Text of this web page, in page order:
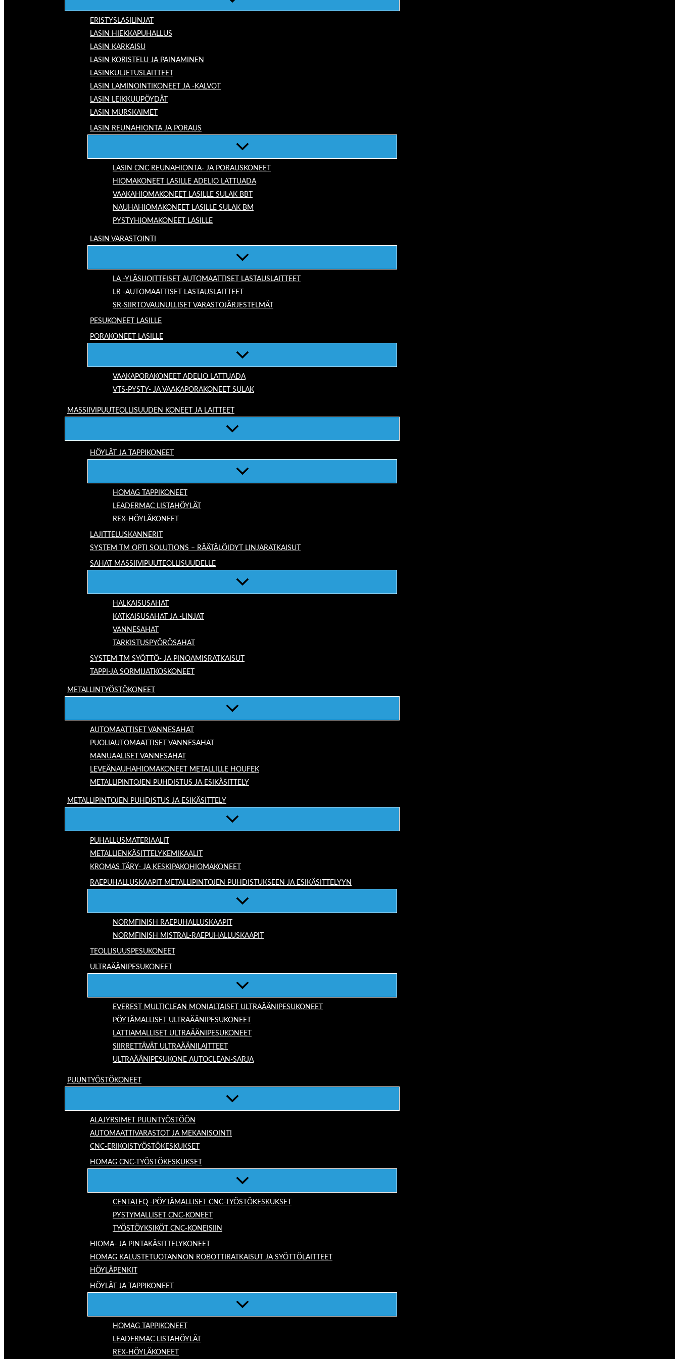
ERISTYSLASILINJAT
LASIN HIEKKAPUHALLUS
LASIN KARKAISU
LASIN KORISTELU JA PAINAMINEN
LASINKULJETUSLAITTEET
LASIN LAMINOINTIKONEET JA -KALVOT
LASIN LEIKKUUPÖYDÄT
LASIN MURSKAIMET
LASIN REUNAHIONTA JA PORAUS
LASIN CNC REUNAHIONTA- JA PORAUSKONEET
HIOMAKONEET LASILLE ADELIO LATTUADA
VAAKAHIOMAKONEET LASILLE SULAK BBT
NAUHAHIOMAKONEET LASILLE SULAK BM
PYSTYHIOMAKONEET LASILLE
LASIN VARASTOINTI
LA -YLÄSIJOITTEISET AUTOMAATTISET LASTAUSLAITTEET
LR -AUTOMAATTISET LASTAUSLAITTEET
SR-SIIRTOVAUNULLISET VARASTOJÄRJESTELMÄT
PESUKONEET LASILLE
PORAKONEET LASILLE
VAAKAPORAKONEET ADELIO LATTUADA
VTS-PYSTY- JA VAAKAPORAKONEET SULAK
MASSIIVIPUUTEOLLISUUDEN KONEET JA LAITTEET
HÖYLÄT JA TAPPIKONEET
HOMAG TAPPIKONEET
LEADERMAC LISTAHÖYLÄT
REX-HÖYLÄKONEET
LAJITTELUSKANNERIT
SYSTEM TM OPTI SOLUTIONS – RÄÄTÄLÖIDYT LINJARATKAISUT
SAHAT MASSIIVIPUUTEOLLISUUDELLE
HALKAISUSAHAT
KATKAISUSAHAT JA -LINJAT
VANNESAHAT
TARKISTUSPYÖRÖSAHAT
SYSTEM TM SYÖTTÖ- JA PINOAMISRATKAISUT
TAPPI-JA SORMIJATKOSKONEET
METALLINTYÖSTÖKONEET
AUTOMAATTISET VANNESAHAT
PUOLIAUTOMAATTISET VANNESAHAT
MANUAALISET VANNESAHAT
LEVEÄNAUHAHIOMAKONEET METALLILLE HOUFEK
METALLIPINTOJEN PUHDISTUS JA ESIKÄSITTELY
METALLIPINTOJEN PUHDISTUS JA ESIKÄSITTELY
PUHALLUSMATERIAALIT
METALLIENKÄSITTELYKEMIKAALIT
KROMAS TÄRY- JA KESKIPAKOHIOMAKONEET
RAEPUHALLUSKAAPIT METALLIPINTOJEN PUHDISTUKSEEN JA ESIKÄSITTELYYN
NORMFINISH RAEPUHALLUSKAAPIT
NORMFINISH MISTRAL-RAEPUHALLUSKAAPIT
TEOLLISUUSPESUKONEET
ULTRAÄÄNIPESUKONEET
EVEREST MULTICLEAN MONIALTAISET ULTRAÄÄNIPESUKONEET
PÖYTÄMALLISET ULTRAÄÄNIPESUKONEET
LATTIAMALLISET ULTRAÄÄNIPESUKONEET
SIIRRETTÄVÄT ULTRAÄÄNILAITTEET
ULTRAÄÄNIPESUKONE AUTOCLEAN-SARJA
PUUNTYÖSTÖKONEET
ALAJYRSIMET PUUNTYÖSTÖÖN
AUTOMAATTIVARASTOT JA MEKANISOINTI
CNC-ERIKOISTYÖSTÖKESKUKSET
HOMAG CNC-TYÖSTÖKESKUKSET
CENTATEQ -PÖYTÄMALLISET CNC-TYÖSTÖKESKUKSET
PYSTYMALLISET CNC-KONEET
TYÖSTÖYKSIKÖT CNC-KONEISIIN
HIOMA- JA PINTAKÄSITTELYKONEET
HOMAG KALUSTETUOTANNON ROBOTTIRATKAISUT JA SYÖTTÖLAITTEET
HÖYLÄPENKIT
HÖYLÄT JA TAPPIKONEET
HOMAG TAPPIKONEET
LEADERMAC LISTAHÖYLÄT
REX-HÖYLÄKONEET